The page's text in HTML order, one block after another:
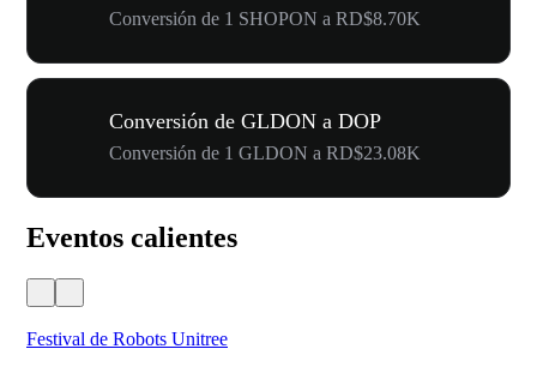
Conversión de 1 SHOPON a RD$8.70K
Conversión de GLDON a DOP
Conversión de 1 GLDON a RD$23.08K
Eventos calientes
Festival de Robots Unitree